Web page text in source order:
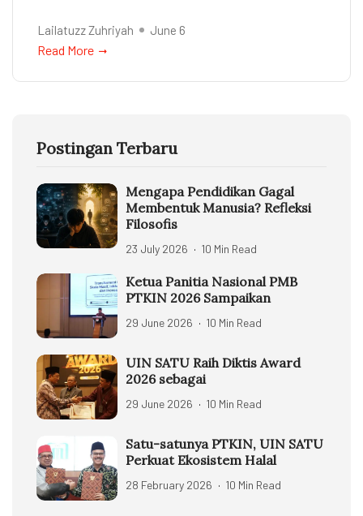
Lailatuzz Zuhriyah June 6
Read More
Postingan Terbaru
Mengapa Pendidikan Gagal
Membentuk Manusia? Refleksi
Filosofis
23 July 2026 10 Min Read
Ketua Panitia Nasional PMB
PTKIN 2026 Sampaikan
29 June 2026 10 Min Read
UIN SATU Raih Diktis Award
2026 sebagai
29 June 2026 10 Min Read
Satu-satunya PTKIN, UIN SATU
Perkuat Ekosistem Halal
28 February 2026 10 Min Read